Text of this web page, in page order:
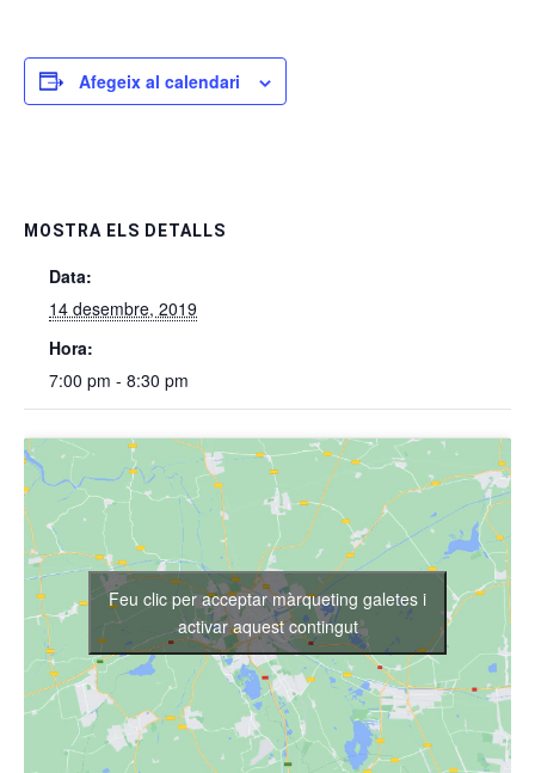
Afegeix al calendari
MOSTRA ELS DETALLS
Data:
14 desembre, 2019
Hora:
7:00 pm - 8:30 pm
Feu clic per acceptar màrqueting galetes i
activar aquest contingut